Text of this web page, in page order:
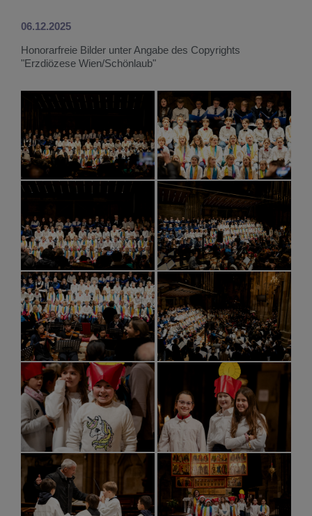
06.12.2025
Honorarfreie Bilder unter Angabe des Copyrights
"Erzdiözese Wien/Schönlaub"